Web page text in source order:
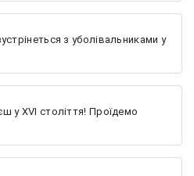
з уболівальниками у
у XVI століття! Проїдемо